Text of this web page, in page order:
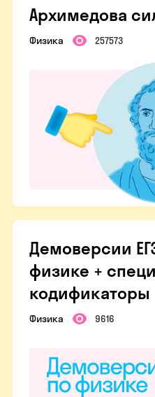
Демоверсии
физике +
кодификаторы
Физика 9616
Архимедова
Физика 257573